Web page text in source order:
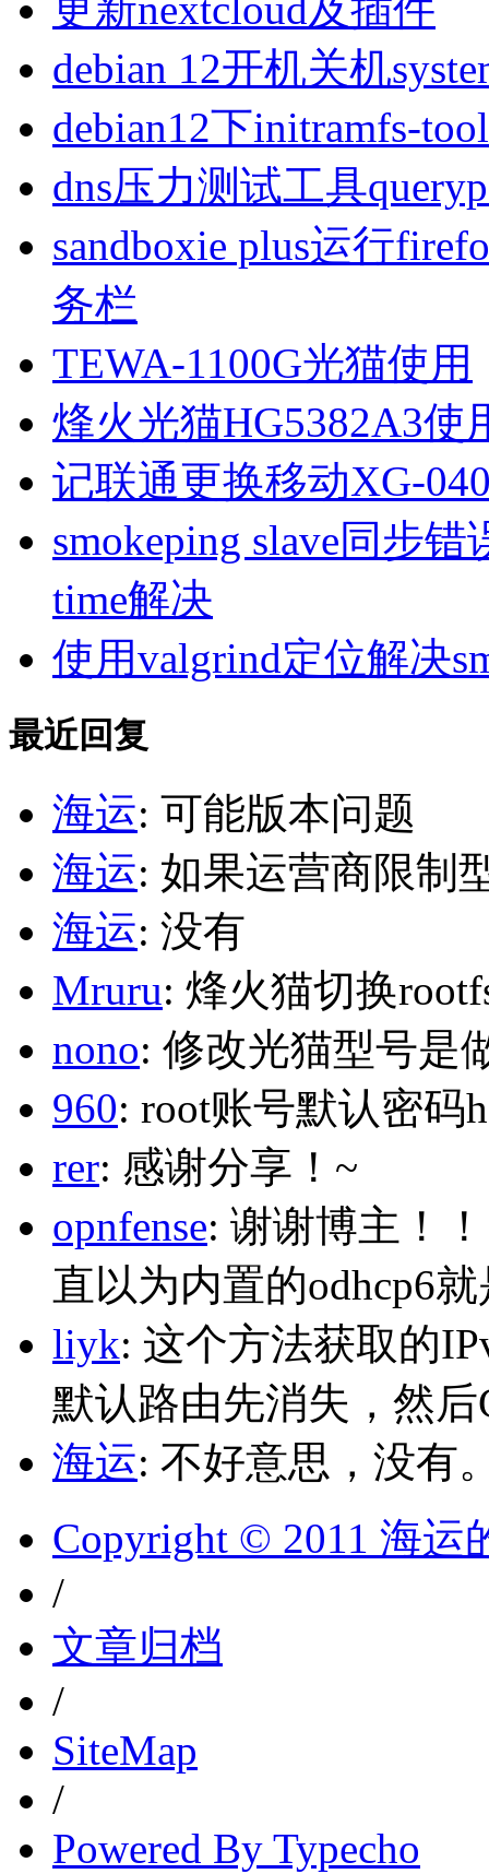
debian 12开机关机
debian12下initramfs-
dns压力测试工具
sandboxie plus运行
务栏
TEWA-1100G光猫使用
烽火光猫HG5382A3使
记联通更换移动XG-
smokeping slave同步错
time解决
使用valgrind定位解决
最近回复
海运: 可能版本问题
海运: 如果运营商限制
海运: 没有
Mruru: 烽火猫切换
nono: 修改光猫型号是
960: root账号默认密码
rer: 感谢分享！~
opnfense: 谢谢博主！
直以为内置的odhcp6
liyk: 这个方法获取的
默认路由先消失，然
海运: 不好意思，没有
Copyright © 2011 海运
/
文章归档
/
SiteMap
/
Powered By Typecho